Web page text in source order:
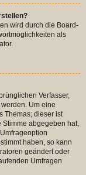
wird durch die Board-
als
Verfasser,
Um eine
Themas; dieser ist
abgegeben hat,
haben, so kann
geändert oder
Umfragen